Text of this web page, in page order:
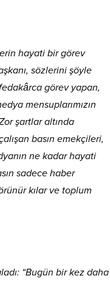
hayati bir görev
sözlerini şöyle
görev yapan,
mensuplarımızın
şartlar altında
basın emekçileri,
ne kadar hayati
sadece haber
kılar ve toplum
“Bugün bir kez daha